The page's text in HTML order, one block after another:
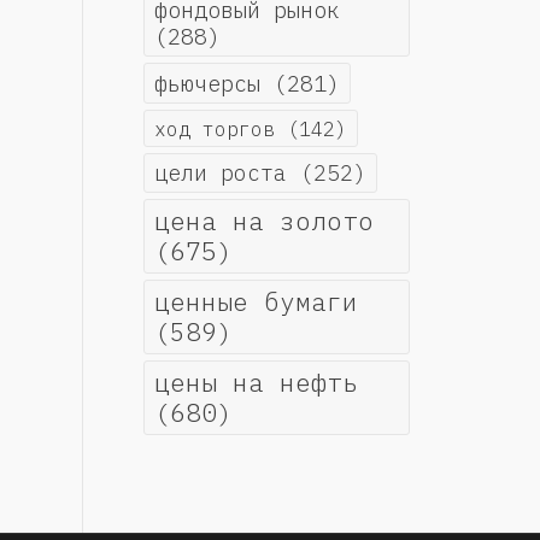
фондовый рынок
(288)
фьючерсы (281)
ход торгов (142)
цели роста (252)
цена на золото
(675)
ценные бумаги
(589)
цены на нефть
(680)